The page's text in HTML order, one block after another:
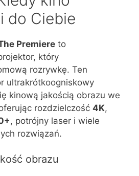
do Ciebie
Premiere to
który
rozrywkę. Ten
ultrakrótkoogniskowy
kinową jakością obrazu we
rozdzielczość 4K,
, potrójny laser i wiele
rozwiązań.
obrazu